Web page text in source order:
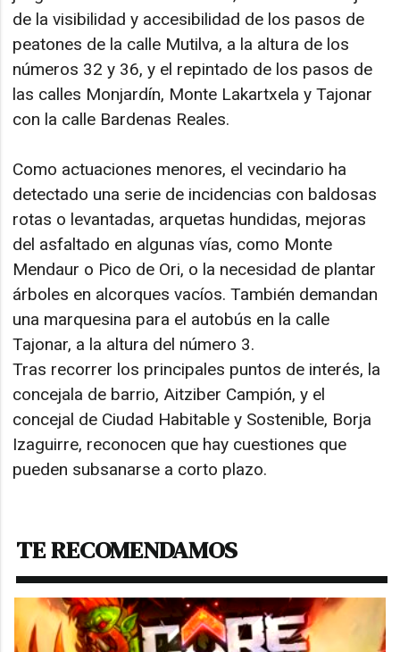
de la visibilidad y accesibilidad de los pasos de
peatones de la calle Mutilva, a la altura de los
números 32 y 36, y el repintado de los pasos de
las calles Monjardín, Monte Lakartxela y Tajonar
con la calle Bardenas Reales.
Como actuaciones menores, el vecindario ha
detectado una serie de incidencias con baldosas
rotas o levantadas, arquetas hundidas, mejoras
del asfaltado en algunas vías, como Monte
Mendaur o Pico de Ori, o la necesidad de plantar
árboles en alcorques vacíos. También demandan
una marquesina para el autobús en la calle
Tajonar, a la altura del número 3.
Tras recorrer los principales puntos de interés, la
concejala de barrio, Aitziber Campión, y el
concejal de Ciudad Habitable y Sostenible, Borja
Izaguirre, reconocen que hay cuestiones que
pueden subsanarse a corto plazo.
TE RECOMENDAMOS